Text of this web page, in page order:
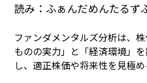
読み： ふぁんだめんたるず
ファンダメンタルズ分析は、
ものの実力」と「経済環境」
し、適正株価や将来性を見極め